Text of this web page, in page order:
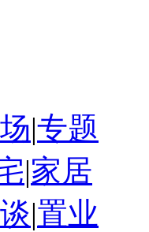
|专题
|家居
|置业